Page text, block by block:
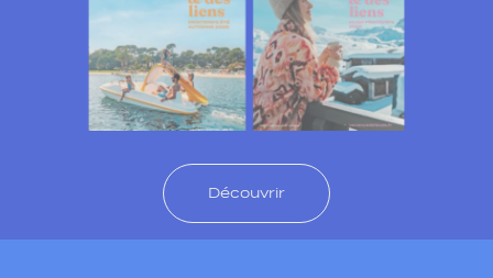
Découvrir